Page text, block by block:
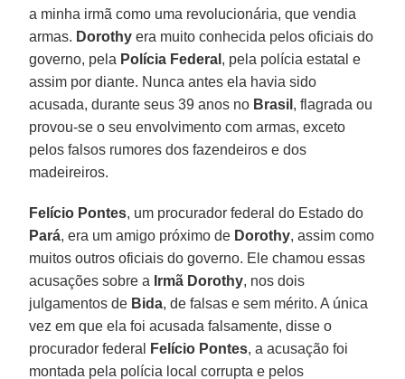
a minha irmã como uma revolucionária, que vendia
armas. Dorothy era muito conhecida pelos oficiais do
governo, pela Polícia Federal , pela polícia estatal e
assim por diante. Nunca antes ela havia sido
acusada, durante seus 39 anos no Brasil , flagrada ou
provou-se o seu envolvimento com armas, exceto
pelos falsos rumores dos fazendeiros e dos
madeireiros.
Felício Pontes, um procurador federal do Estado do
Pará, era um amigo próximo de Dorothy, assim como
muitos outros oficiais do governo. Ele chamou essas
acusações sobre a Irmã Dorothy, nos dois
julgamentos de Bida, de falsas e sem mérito. A única
vez em que ela foi acusada falsamente, disse o
procurador federal
Felício Pontes, a acusação foi
montada pela polícia local corrupta e pelos